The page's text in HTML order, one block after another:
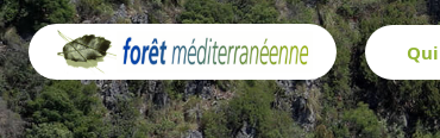
Panneau de gestion des cookies